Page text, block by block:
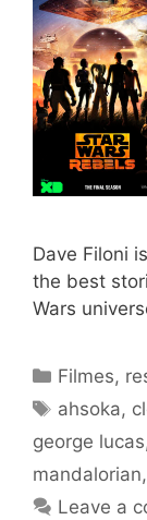
Dave Filoni
the best
Wars
Filmes,
Tags
ahsoka,
george lucas
mandalorian,
Leave a